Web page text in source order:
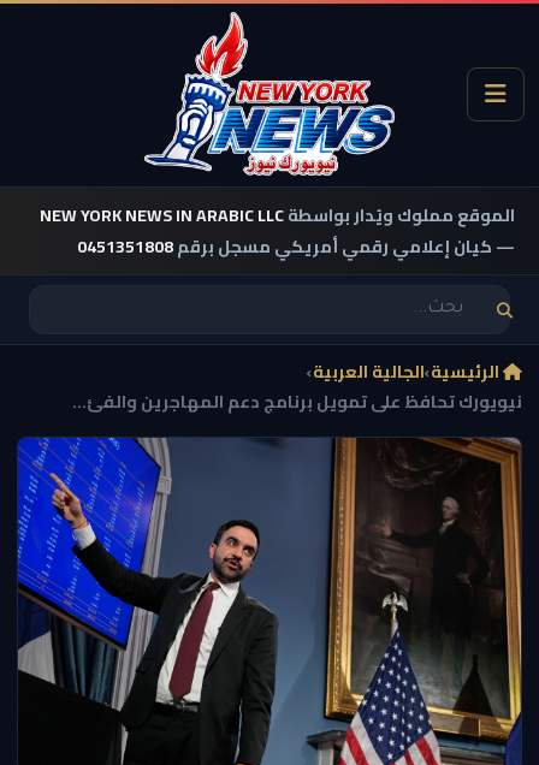
الموقع مملوك ويُدار بواسطةNEW YORK NEWS IN ARABIC LLC
— كيان إعلامي رقمي أمريكي مسجل برقم0451351808
الرئيسية›الجالية العربية›
نيويورك تحافظ على تمويل برنامج دعم المهاجرين والفئ...